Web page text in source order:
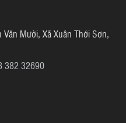
Mười, Xã Xuân Thới Sơn,
382 32690